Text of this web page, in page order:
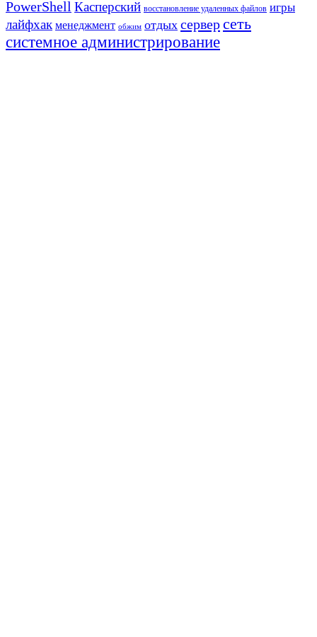
PowerShell Касперский восстановление удаленных файлов игры
лайфхак менеджмент обжим отдых серверсеть
системное администрирование